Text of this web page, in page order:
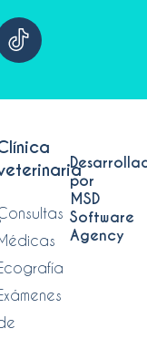
por
MSD
Software
Agency